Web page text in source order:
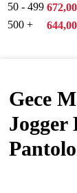
50 - 499 672,00
500 +
644,00
Gece
Jogger